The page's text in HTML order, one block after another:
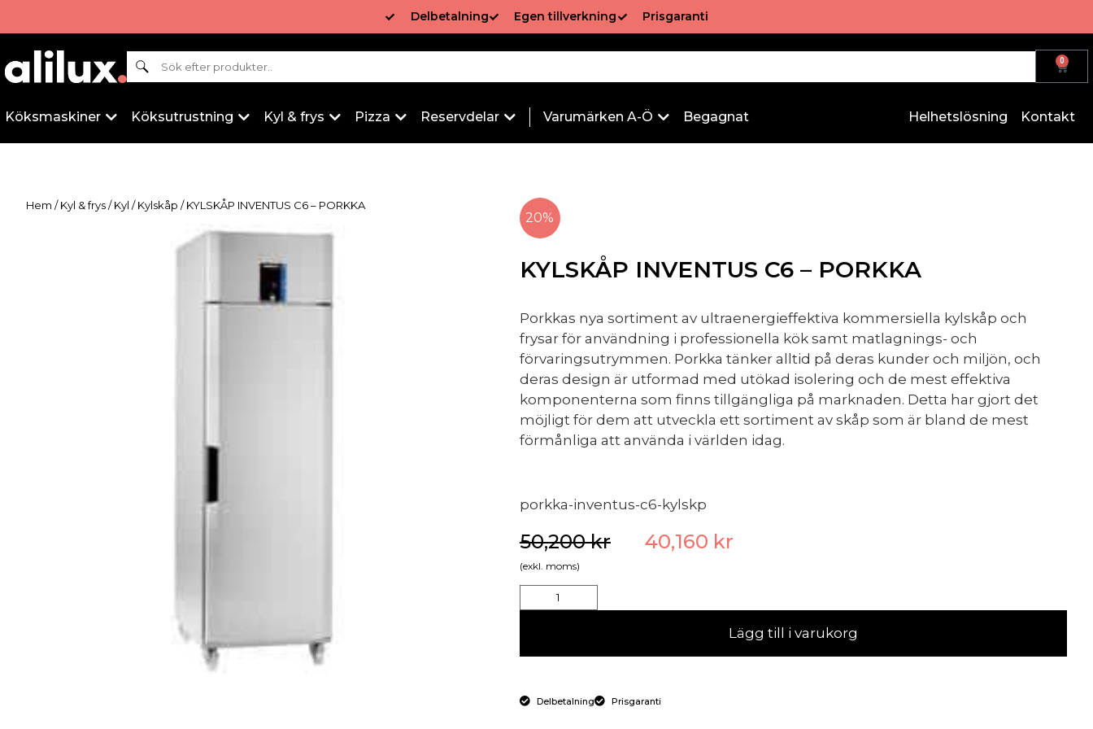
Delbetalning Egen tillverkning Prisgaranti
Sök 0
Köksmaskiner Köksutrustning Kyl & frys Pizza Reservdelar Varumärken A-Ö Begagnat Helhetslösning Kontakt
Hem /Kyl & frys/Kyl /Kylskåp / KYLSKÅP INVENTUS C6 – PORKKA
20%
KYLSKÅP INVENTUS C6 – PORKKA
Porkkas nya sortiment av ultraenergieffektiva kommersiella kylskåp och
frysar för användning i professionella kök samt matlagnings- och
förvaringsutrymmen. Porkka tänker alltid på deras kunder och miljön, och
deras design är utformad med utökad isolering och de mest effektiva
komponenterna som finns tillgängliga på marknaden. Detta har gjort det
möjligt för dem att utveckla ett sortiment av skåp som är bland de mest
förmånliga att använda i världen idag.
porkka-inventus-c6-kylskp
50,200kr 40,160 kr
(exkl. moms)
Lägg till i varukorg
Delbetalning Prisgaranti